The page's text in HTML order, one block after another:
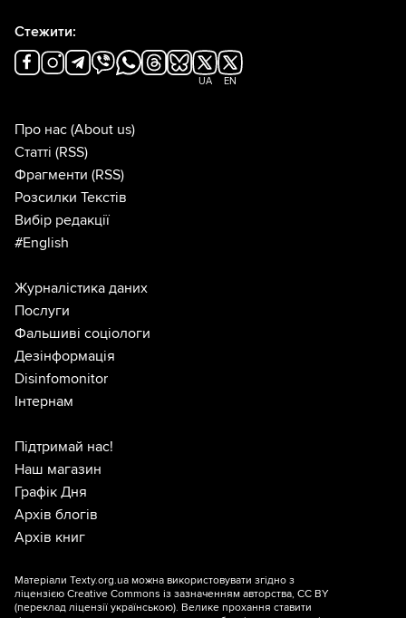
Стежити:
UA EN
Про нас (About us)
Статті (RSS)
Фрагменти (RSS)
Розсилки Текстів
Вибір редакції
#English
Журналістика даних
Послуги
Фальшиві соціологи
Дезінформація
Disinfomonitor
Інтернам
Підтримай нас!
Наш магазин
Графік Дня
Архів блогів
Архів книг
Матеріали Texty.org.ua можна використовувати згідно з
ліцензією Creative Commons із зазначенням авторства, CC BY
(переклад ліцензії українською). Велике прохання ставити